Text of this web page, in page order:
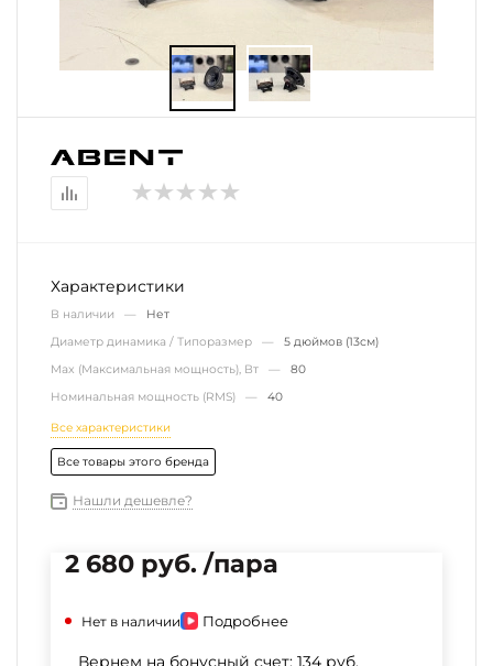
Характеристики
В наличии — Нет
Диаметр динамика / Типоразмер — 5 дюймов (13см)
Max (Максимальная мощность), Вт — 80
Номинальная мощность (RMS) — 40
Все характеристики
Все товары этого бренда
Нашли дешевле?
2 680 руб. /пара
Нет в наличии Подробнее
Вернем на бонусный счет: 134 руб.